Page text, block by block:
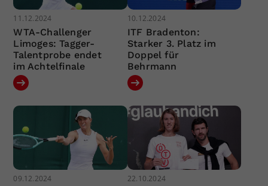
11.12.2024
WTA-Challenger
Limoges: Tagger-
Talentprobe endet
im Achtelfinale
10.12.2024
ITF Bradenton:
Starker 3. Platz im
Doppel für
Behrmann
09.12.2024 22.10.2024